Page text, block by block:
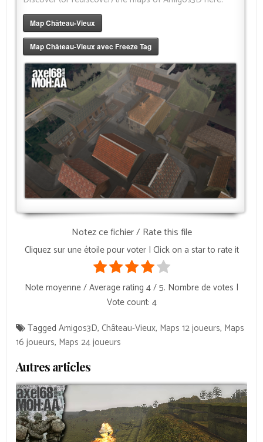
Map Château-Vieux
Map Château-Vieux avec Freeze Tag
Notez ce fichier / Rate this file
Cliquez sur une étoile pour voter | Click on a star to rate it
Note moyenne / Average rating 4/ 5. Nombre de votes |
Vote count: 4
TaggedAmigos3D,Château-Vieux, Maps 12 joueurs, Maps
16 joueurs, Maps 24 joueurs
Autres articles